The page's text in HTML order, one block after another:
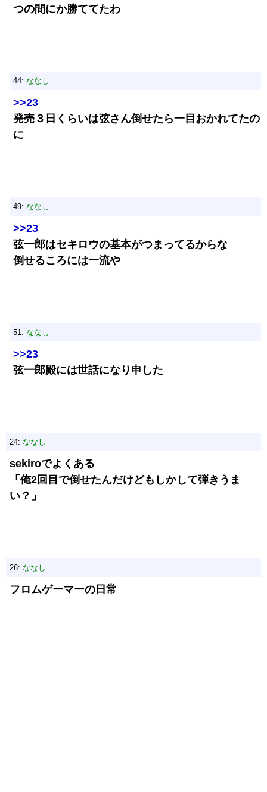
つの間にか勝ててたわ
44: ななし
>>23
発売３日くらいは弦さん倒せたら一目おかれてたの
に
49: ななし
>>23
弦一郎はセキロウの基本がつまってるからな
倒せるころには一流や
51: ななし
>>23
弦一郎殿には世話になり申した
24: ななし
sekiroでよくある
「俺2回目で倒せたんだけどもしかして弾きうま
い？」
26: ななし
フロムゲーマーの日常